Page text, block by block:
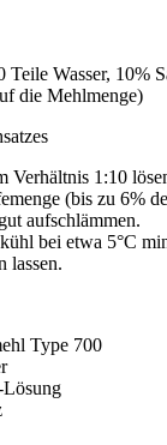
Teile Wasser, 10%
die Mehlmenge)
Verhältnis 1:10
(bis zu 6%
aufschlämmen.
bei etwa 5°C
lassen.
Type 700